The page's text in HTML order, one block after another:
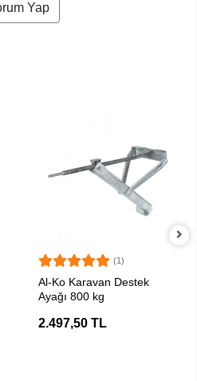
Yap
(1)
Al-Ko Karavan Destek
Ayağı 800 kg
2.497,50 TL